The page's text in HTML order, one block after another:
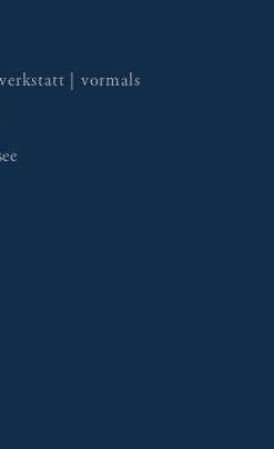
| vormals